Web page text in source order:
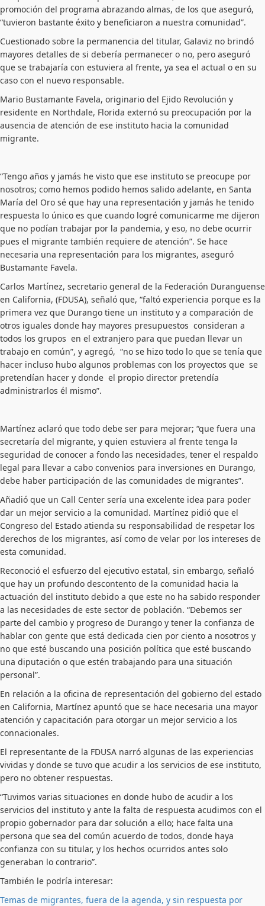
promoción del programa abrazando almas, de los que aseguró,
“tuvieron bastante éxito y beneficiaron a nuestra comunidad”.
Cuestionado sobre la permanencia del titular, Galaviz no brindó
mayores detalles de si debería permanecer o no, pero aseguró
que se trabajaría con estuviera al frente, ya sea el actual o en su
caso con el nuevo responsable.
Mario Bustamante Favela, originario del Ejido Revolución y
residente en Northdale, Florida externó su preocupación por la
ausencia de atención de ese instituto hacia la comunidad
migrante.
“Tengo años y jamás he visto que ese instituto se preocupe por
nosotros; como hemos podido hemos salido adelante, en Santa
María del Oro sé que hay una representación y jamás he tenido
respuesta lo único es que cuando logré comunicarme me dijeron
que no podían trabajar por la pandemia, y eso, no debe ocurrir
pues el migrante también requiere de atención”. Se hace
necesaria una representación para los migrantes, aseguró
Bustamante Favela.
Carlos Martínez, secretario general de la Federación Duranguense
en California, (FDUSA), señaló que, “faltó experiencia porque es la
primera vez que Durango tiene un instituto y a comparación de
otros iguales donde hay mayores presupuestos consideran a
todos los grupos en el extranjero para que puedan llevar un
trabajo en común”, y agregó, “no se hizo todo lo que se tenía que
hacer incluso hubo algunos problemas con los proyectos que se
pretendían hacer y donde el propio director pretendía
administrarlos él mismo”.
Martínez aclaró que todo debe ser para mejorar; “que fuera una
secretaría del migrante, y quien estuviera al frente tenga la
seguridad de conocer a fondo las necesidades, tener el respaldo
legal para llevar a cabo convenios para inversiones en Durango,
debe haber participación de las comunidades de migrantes”.
Añadió que un Call Center sería una excelente idea para poder
dar un mejor servicio a la comunidad. Martínez pidió que el
Congreso del Estado atienda su responsabilidad de respetar los
derechos de los migrantes, así como de velar por los intereses de
esta comunidad.
Reconoció el esfuerzo del ejecutivo estatal, sin embargo, señaló
que hay un profundo descontento de la comunidad hacia la
actuación del instituto debido a que este no ha sabido responder
a las necesidades de este sector de población. “Debemos ser
parte del cambio y progreso de Durango y tener la confianza de
hablar con gente que está dedicada cien por ciento a nosotros y
no que esté buscando una posición política que esté buscando
una diputación o que estén trabajando para una situación
personal”.
En relación a la oficina de representación del gobierno del estado
en California, Martínez apuntó que se hace necesaria una mayor
atención y capacitación para otorgar un mejor servicio a los
connacionales.
El representante de la FDUSA narró algunas de las experiencias
vividas y donde se tuvo que acudir a los servicios de ese instituto,
pero no obtener respuestas.
“Tuvimos varias situaciones en donde hubo de acudir a los
servicios del instituto y ante la falta de respuesta acudimos con el
propio gobernador para dar solución a ello; hace falta una
persona que sea del común acuerdo de todos, donde haya
confianza con su titular, y los hechos ocurridos antes solo
generaban lo contrario”.
También le podría interesar:
Temas de migrantes, fuera de la agenda, y sin respuesta por